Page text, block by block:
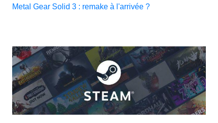
Metal Gear Solid 3 : remake à l'arrivée ?